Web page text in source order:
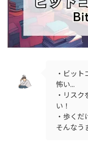
・ビッ
怖い...
・リス
い！
・歩くだ
そんなう